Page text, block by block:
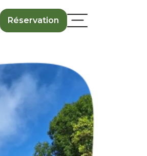
Réservation